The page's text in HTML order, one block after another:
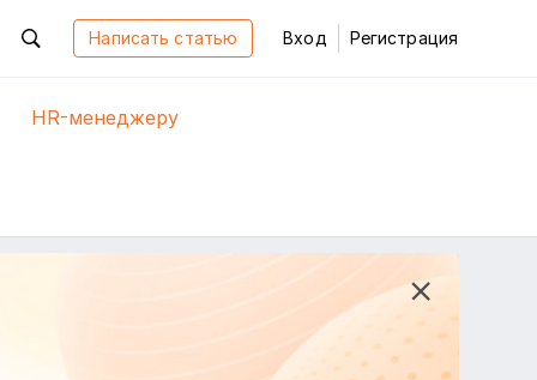
Написать статью Вход Регистрация
HR-менеджеру